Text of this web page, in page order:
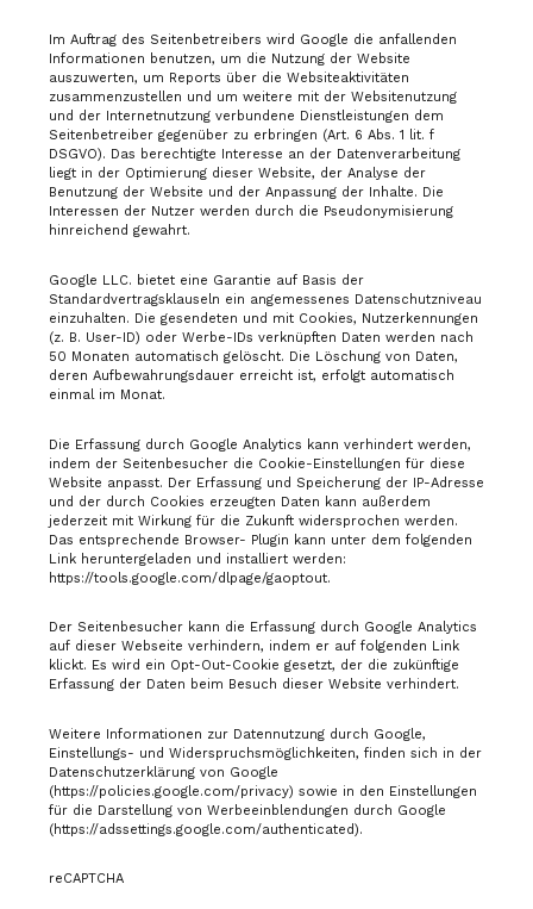
Im Auftrag des Seitenbetreibers wird Google die anfallenden
Informationen benutzen, um die Nutzung der Website
auszuwerten, um Reports über die Websiteaktivitäten
zusammenzustellen und um weitere mit der Websitenutzung
und der Internetnutzung verbundene Dienstleistungen dem
Seitenbetreiber gegenüber zu erbringen (Art. 6 Abs. 1 lit. f
DSGVO). Das berechtigte Interesse an der Datenverarbeitung
liegt in der Optimierung dieser Website, der Analyse der
Benutzung der Website und der Anpassung der Inhalte. Die
Interessen der Nutzer werden durch die Pseudonymisierung
hinreichend gewahrt.
Google LLC. bietet eine Garantie auf Basis der
Standardvertragsklauseln ein angemessenes Datenschutzniveau
einzuhalten. Die gesendeten und mit Cookies, Nutzerkennungen
(z. B. User-ID) oder Werbe-IDs verknüpften Daten werden nach
50 Monaten automatisch gelöscht. Die Löschung von Daten,
deren Aufbewahrungsdauer erreicht ist, erfolgt automatisch
einmal im Monat.
Die Erfassung durch Google Analytics kann verhindert werden,
indem der Seitenbesucher die Cookie-Einstellungen für diese
Website anpasst. Der Erfassung und Speicherung der IP-Adresse
und der durch Cookies erzeugten Daten kann außerdem
jederzeit mit Wirkung für die Zukunft widersprochen werden.
Das entsprechende Browser- Plugin kann unter dem folgenden
Link heruntergeladen und installiert werden:
https://tools.google.com/dlpage/gaoptout.
Der Seitenbesucher kann die Erfassung durch Google Analytics
auf dieser Webseite verhindern, indem er auf folgenden Link
klickt. Es wird ein Opt-Out-Cookie gesetzt, der die zukünftige
Erfassung der Daten beim Besuch dieser Website verhindert.
Weitere Informationen zur Datennutzung durch Google,
Einstellungs- und Widerspruchsmöglichkeiten, finden sich in der
Datenschutzerklärung von Google
(https://policies.google.com/privacy) sowie in den Einstellungen
für die Darstellung von Werbeeinblendungen durch Google
(https://adssettings.google.com/authenticated).
reCAPTCHA